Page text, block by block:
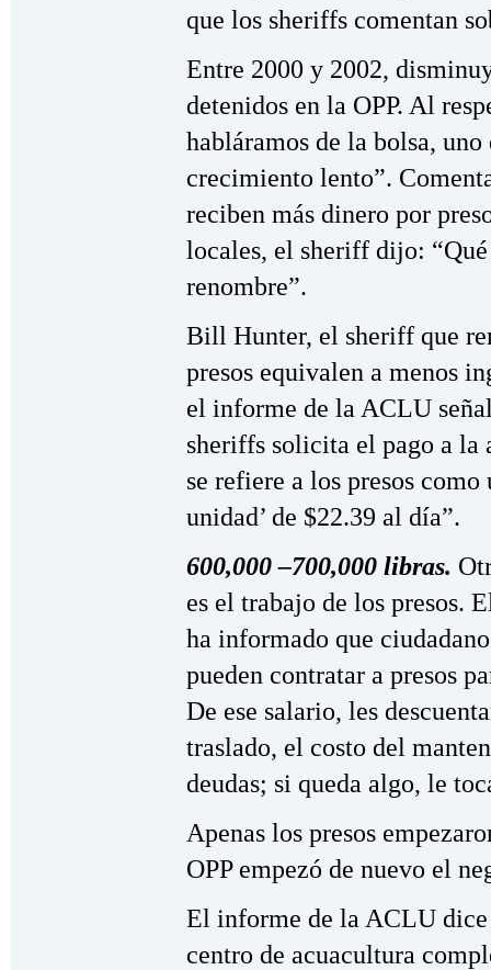
que los sheriffs comentan
Entre 2000 y 2002,
detenidos en la OPP. Al
habláramos de la bolsa,
crecimiento lento”.
reciben más dinero por
locales, el sheriff dijo: “Qué
renombre”.
Bill Hunter, el sheriff que
presos equivalen a menos
el informe de la ACLU
sheriffs solicita el pago a la
se refiere a los presos
unidad’ de $22.39 al día”.
600,000 –700,000 libras.
es el trabajo de los presos.
ha informado que
pueden contratar a presos
De ese salario, les
traslado, el costo del
deudas; si queda algo, le
Apenas los presos
OPP empezó de nuevo el
El informe de la ACLU dice
centro de acuacultura